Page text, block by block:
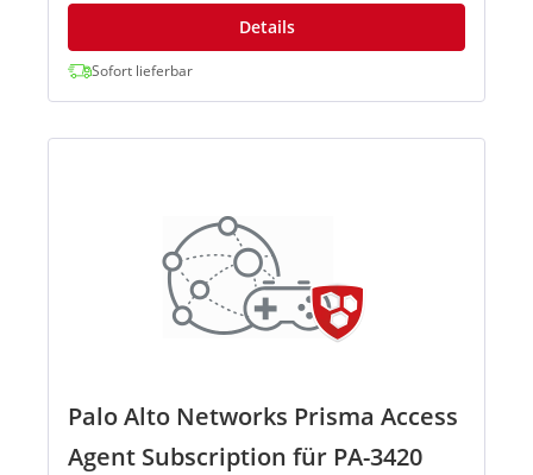
Details
Sofort lieferbar
Palo Alto Networks Prisma Access
Agent Subscription für PA-3420